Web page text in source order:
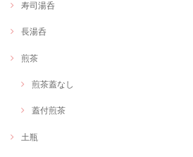
寿司湯呑
長湯呑
煎茶
煎茶蓋なし
蓋付煎茶
土瓶